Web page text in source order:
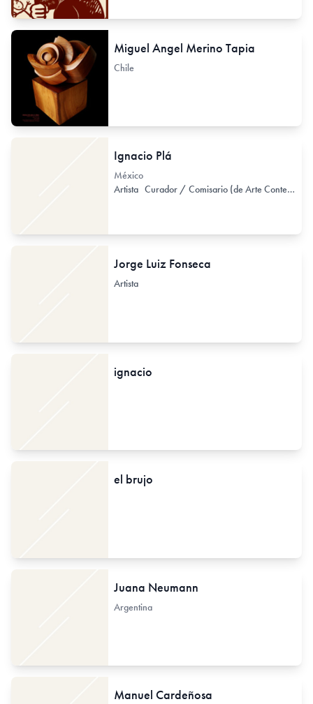
Miguel Angel Merino Tapia
Chile
Ignacio Plá
México
Artista Curador / Comisario (de Arte Contemporáneo)
Jorge Luiz Fonseca
Artista
ignacio
el brujo
Juana Neumann
Argentina
Manuel Cardeñosa